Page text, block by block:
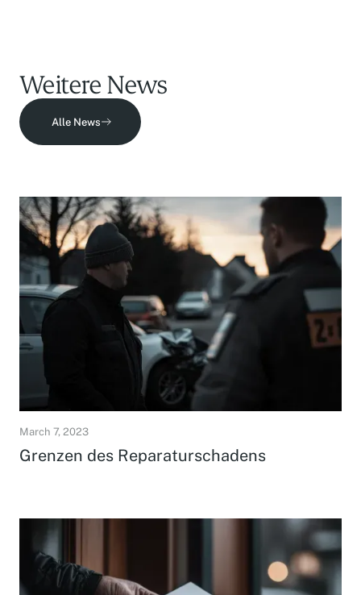
Weitere News
Alle News
March 7, 2023
Grenzen des Reparaturschadens